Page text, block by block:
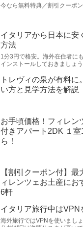
今なら無料特典／割引クーポ
イタリアから日本に安
方法
1分3円で格安。海外在住者に
インストールしておきましょう
トレヴィの泉が有料に
い方と見学方法を解説
お手頃価格！フィレン
付きアパート2DK １
ら！
【割引クーポン付】最
ィレンツェお土産にお
6軒
イタリア旅行中はVPN
海外旅行ではVPNを使いまし